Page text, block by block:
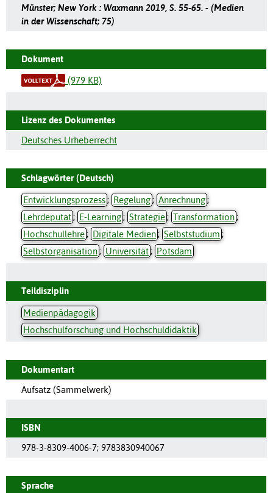
Münster; New York : Waxmann 2019, S. 55-65. - (Medien
in der Wissenschaft; 75)
Dokument
(979 KB)
Lizenz des Dokumentes
Deutsches Urheberrecht
Schlagwörter (Deutsch)
Entwicklungsprozess; Regelung; Anrechnung;
Lehrdeputat; E-Learning; Strategie; Transformation;
Hochschullehre; Digitale Medien; Selbststudium ;
Selbstorganisation; Universität; Potsdam
Teildisziplin
Medienpädagogik
Hochschulforschung und Hochschuldidaktik
Dokumentart
Aufsatz (Sammelwerk)
ISBN
978-3-8309-4006-7; 9783830940067
Sprache